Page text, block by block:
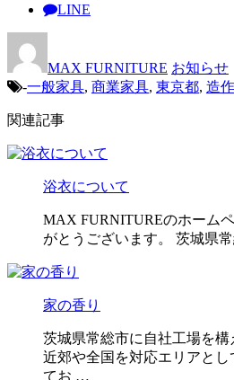
LINE
MAX FURNITURE お知らせ
-一般家具, 商業家具, 東京都, 造
関連記事
浴衣について
MAX FURNITUREのホーム
がとうございます。 茨城県
家の香り
茨城県常総市に自社工場を
近郊や全国を対応エリアと
てお …